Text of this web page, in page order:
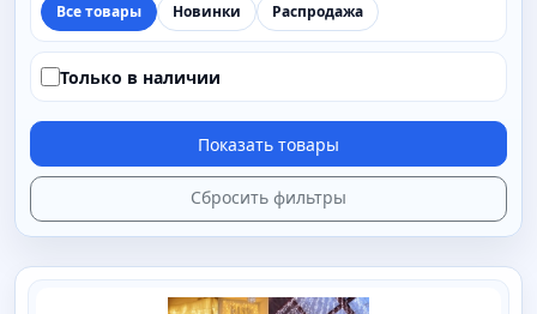
Все товары
Новинки Распродажа
Только в наличии
Показать товары
Сбросить фильтры
SAIMAA